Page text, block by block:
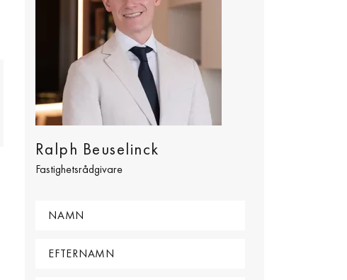
Ralph Beuselinck
Fastighetsrådgivare